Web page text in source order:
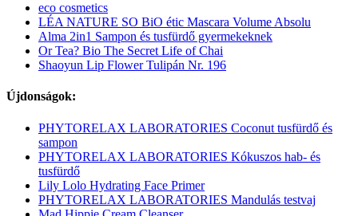
eco cosmetics
LÉA NATURE SO BiO étic Mascara Volume Absolu
Alma 2in1 Sampon és tusfürdő gyermekeknek
Or Tea? Bio The Secret Life of Chai
Shaoyun Lip Flower Tulipán Nr. 196
Újdonságok:
PHYTORELAX LABORATORIES Coconut tusfürdő és
sampon
PHYTORELAX LABORATORIES Kókuszos hab- és
tusfürdő
Lily Lolo Hydrating Face Primer
PHYTORELAX LABORATORIES Mandulás testvaj